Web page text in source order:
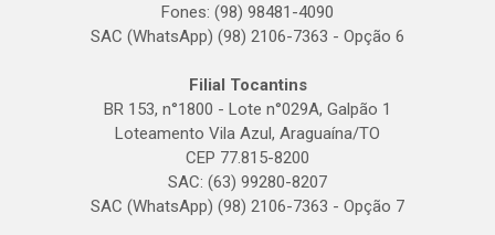
Fones: (98) 98481-4090
SAC (WhatsApp) (98) 2106-7363 - Opção 6
Filial Tocantins
BR 153, n°1800 - Lote n°029A, Galpão 1
Loteamento Vila Azul, Araguaína/TO
CEP 77.815-8200
SAC: (63) 99280-8207
SAC (WhatsApp) (98) 2106-7363 - Opção 7